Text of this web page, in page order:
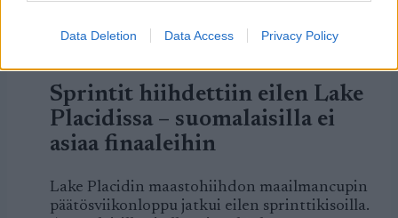
Data Deletion Data Access Privacy Policy
Sprintit hiihdettiin eilen Lake
Placidissa – suomalaisilla ei
asiaa finaaleihin
Lake Placidin maastohiihdon maailmancupin
päätösviikonloppu jatkui eilen sprinttikisoilla.